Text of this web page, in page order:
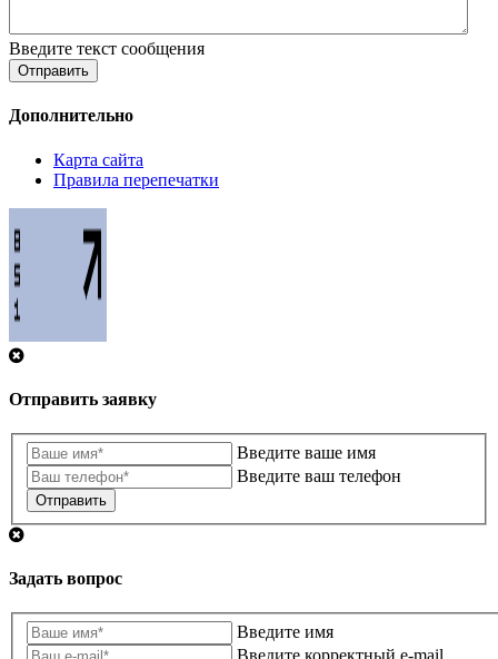
Введите текст сообщения
Отправить
Дополнительно
Карта сайта
Правила перепечатки
Отправить заявку
Введите ваше имя
Введите ваш телефон
Отправить
Задать вопрос
Введите имя
Введите корректный e-mail